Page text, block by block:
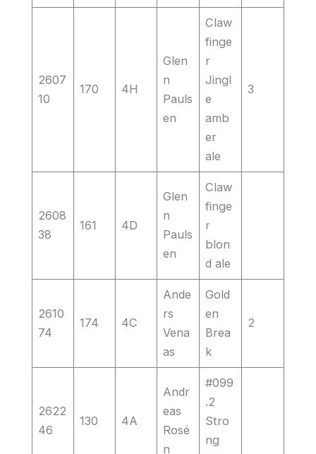
2607
10
170 4H
Glen
n
Pauls
en
Claw
finge
r
Jingl
e
amb
er
ale
3
2608
38
161 4D
Glen
n
Pauls
en
Claw
finge
r
blon
d ale
2610
74
174 4C
Ande
rs
Vena
as
Gold
en
Brea
k
2
2622
46
130 4A
Andr
eas
Rosé
n
#099
.2
Stro
ng